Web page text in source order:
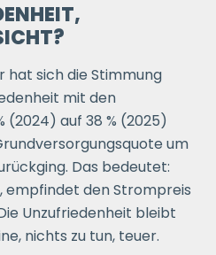
hat sich die Stimmung
mit den
(2024) auf 38 % (2025)
um
Das bedeutet:
empfindet den Strompreis
Unzufriedenheit bleibt
nichts zu tun, teuer.